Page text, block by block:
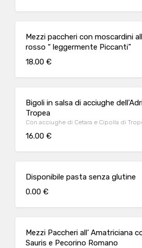
Mezzi paccheri con moscardini
rosso “ leggermente Piccanti”
18.00 €
Bigoli in salsa di acciughe
Tropea
Con acciughe di Cetara e Cipolla di
16.00 €
Disponibile pasta senza glutine
0.00 €
Mezzi Paccheri all’ Amatriciana
Sauris e Pecorino Romano